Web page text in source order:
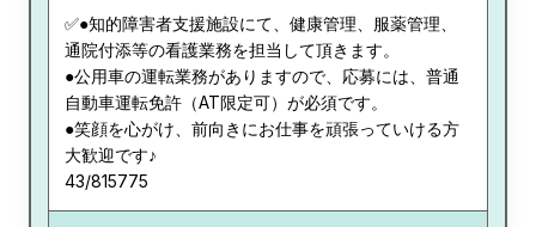
✅●知的障害者支援施設にて、健康管理、服薬管理、
通院付添等の看護業務を担当して頂きます。
●公用車の運転業務がありますので、応募には、普通
自動車運転免許（AT限定可）が必須です。
●笑顔を心がけ、前向きにお仕事を頑張っていける方
大歓迎です♪
43/815775